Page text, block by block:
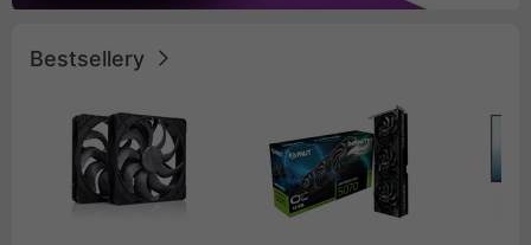
Bestsellery